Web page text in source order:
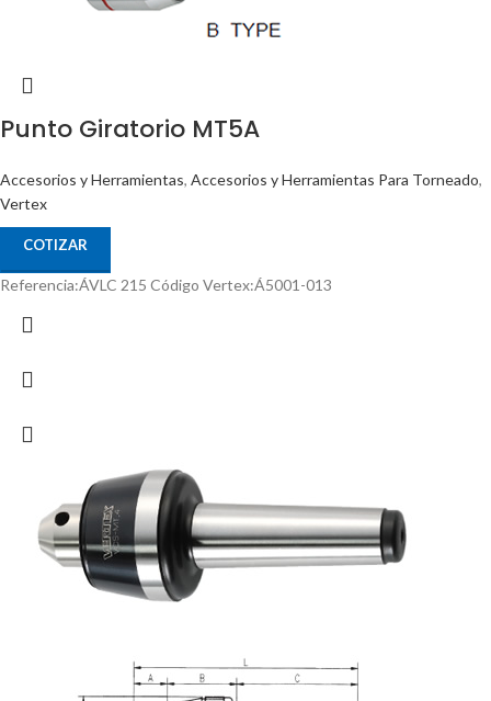
Punto Giratorio MT5A
Accesorios y Herramientas, Accesorios y Herramientas Para Torneado,
Vertex
COTIZAR
Referencia:ÁVLC 215 Código Vertex:Á5001-013